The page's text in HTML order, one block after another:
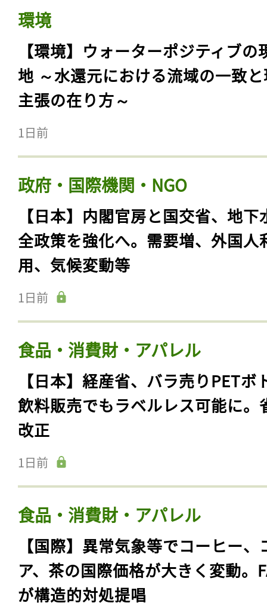
環境
【環境】ウォーターポジティブの
地 ～水還元における流域の一致
主張の在り方～
1日前
政府・国際機関・NGO
【日本】内閣官房と国交省、地下
全政策を強化へ。需要増、外国人
用、気候変動等
1日前
食品・消費財・アパレル
【日本】経産省、バラ売りPETボ
飲料販売でもラベルレス可能に。
改正
1日前
食品・消費財・アパレル
【国際】異常気象等でコーヒー、
ア、茶の国際価格が大きく変動。
が構造的対処提唱